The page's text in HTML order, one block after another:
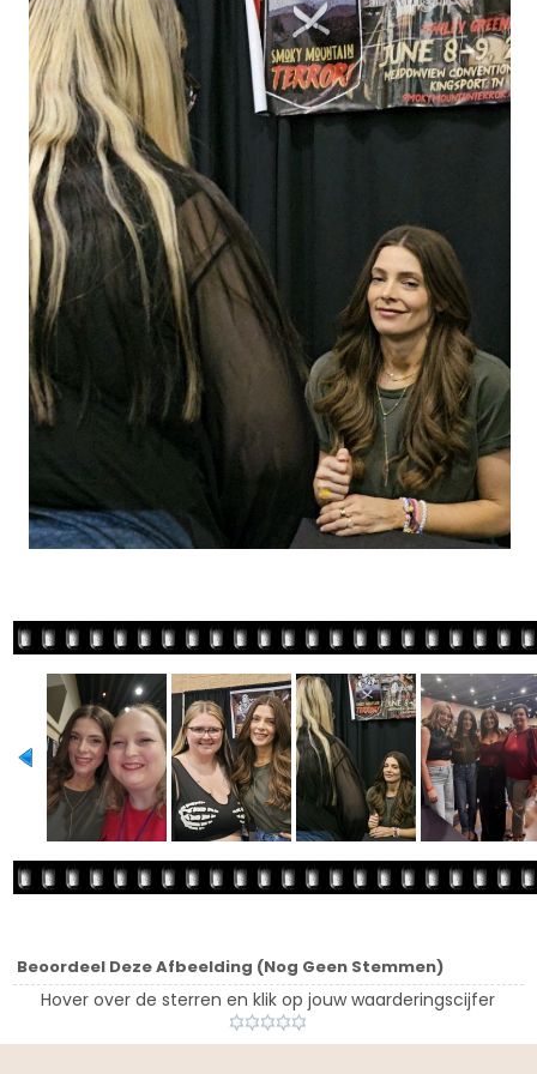
Beoordeel Deze Afbeelding (Nog Geen Stemmen)
Hover over de sterren en klik op jouw waarderingscijfer